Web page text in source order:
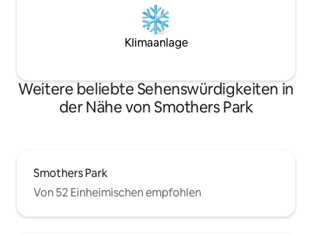
Klimaanlage
Weitere beliebte Sehenswürdigkeiten in
der Nähe von Smothers Park
Smothers Park
Von 52 Einheimischen empfohlen